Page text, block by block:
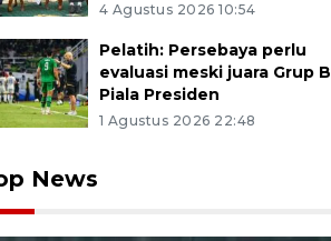
4 Agustus 2026 10:54
Pelatih: Persebaya perlu
evaluasi meski juara Grup B
Piala Presiden
1 Agustus 2026 22:48
News